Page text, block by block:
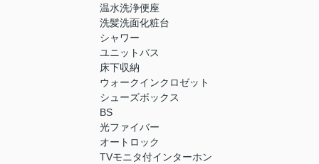
温水洗浄便座
洗髪洗面化粧台
シャワー
ユニットバス
床下収納
ウォークインクロゼット
シューズボックス
BS
光ファイバー
オートロック
TVモニタ付インターホン